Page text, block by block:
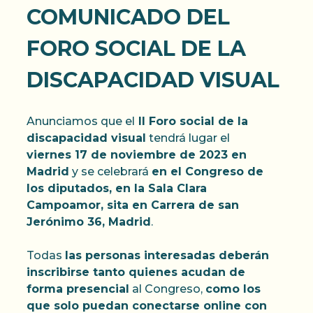
COMUNICADO DEL
FORO SOCIAL DE LA
DISCAPACIDAD VISUAL
Anunciamos que el II Foro social de la
discapacidad visual tendrá lugar el
viernes 17 de noviembre de 2023 en
Madrid y se celebrará en el Congreso de
los diputados, en la Sala Clara
Campoamor, sita en Carrera de san
Jerónimo 36, Madrid.
Todas las personas interesadas deberán
inscribirse tanto quienes acudan de
forma presencial al Congreso, como los
que solo puedan conectarse online con